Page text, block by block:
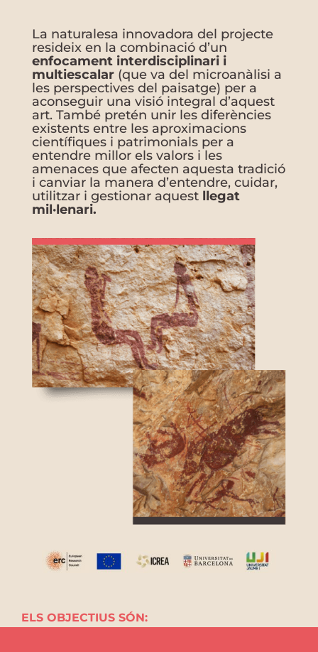
La naturalesa innovadora del projecte
resideix en la combinació d’un
enfocament interdisciplinari i
multiescalar(que va del microanàlisi a
les perspectives del paisatge) per a
aconseguir una visió integral d’aquest
art. També pretén unir les diferències
existents entre les aproximacions
científiques i patrimonials per a
entendre millor els valors i les
amenaces que afecten aquesta tradició
i canviar la manera d’entendre, cuidar,
utilitzar i gestionar aquest llegat
mil·lenari.
ELS OBJECTIUS SÓN: